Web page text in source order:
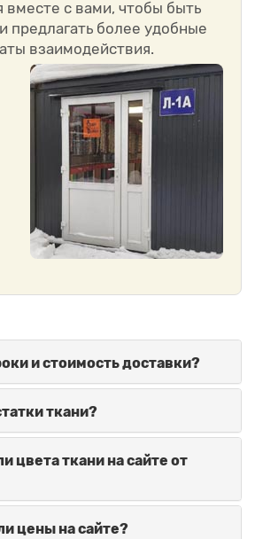
вместе с вами, чтобы быть
предлагать более удобные
взаимодействия.
и стоимость доставки?
ткани?
цвета ткани на сайте от
цены на сайте?